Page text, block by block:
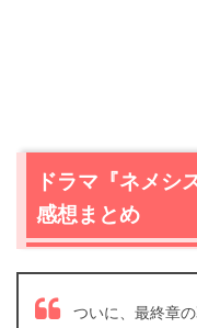
ドラマ『ネメシ
感想まとめ
ついに、最終章